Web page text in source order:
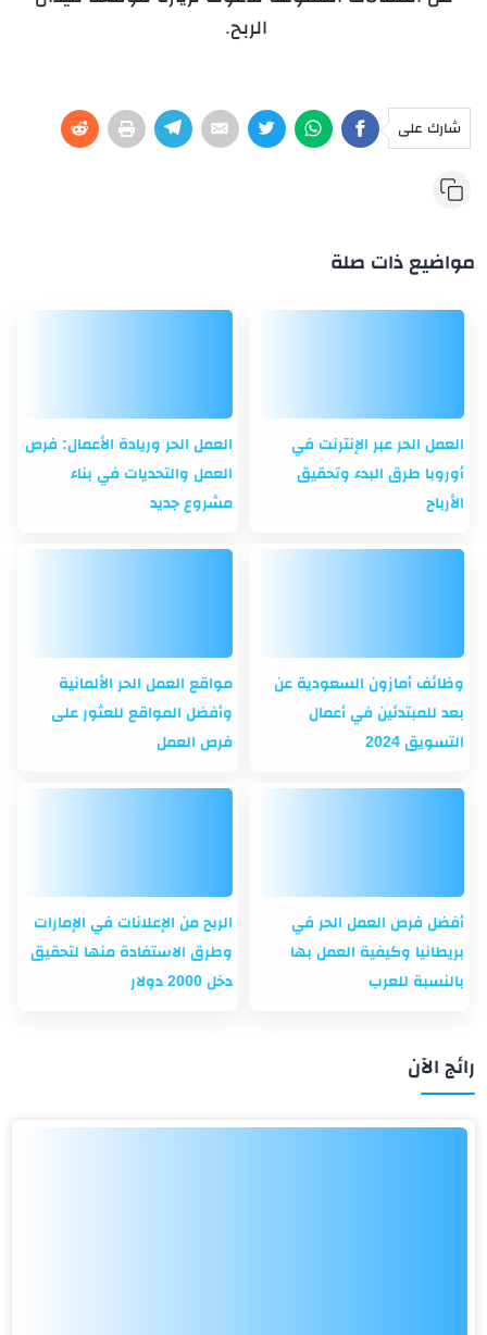
الربح.
شارك على
مواضيع ذات صلة
العمل الحر عبر الإنترنت في
أوروبا طرق البدء وتحقيق
الأرباح
العمل الحر وريادة الأعمال: فرص
العمل والتحديات في بناء
مشروع جديد
وظائف أمازون السعودية عن
بعد للمبتدئين في أعمال
التسويق 2024
مواقع العمل الحر الألمانية
وأفضل المواقع للعثور على
فرص العمل
أفضل فرص العمل الحر في
بريطانيا وكيفية العمل بها
بالنسبة للعرب
الربح من الإعلانات في الإمارات
وطرق الاستفادة منها لتحقيق
دخل 2000 دولار
رائج الآن